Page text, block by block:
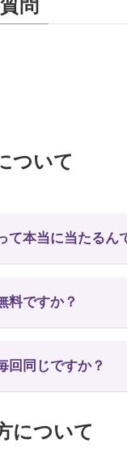
問
ついて
て本当に当たるん
料ですか？
回同じですか？
について